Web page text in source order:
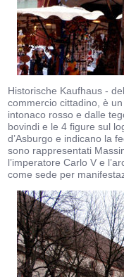
Historische Kaufhaus -
commercio cittadino, è
intonaco rosso e dalle
bovindi e le 4 figure sul
d’Asburgo e indicano la
sono rappresentati
l’imperatore Carlo V e
come sede per